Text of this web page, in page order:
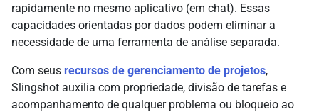
rapidamente no mesmo aplicativo (em chat). Essas
capacidades orientadas por dados podem eliminar a
necessidade de uma ferramenta de análise separada.
Com seus recursos de gerenciamento de projetos,
Slingshot auxilia com propriedade, divisão de tarefas e
acompanhamento de qualquer problema ou bloqueio ao